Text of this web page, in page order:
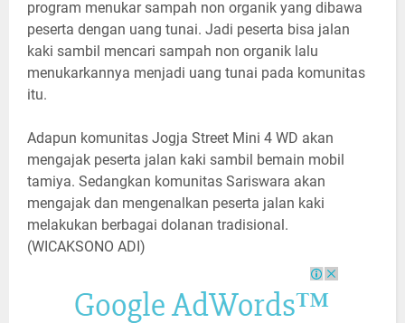
program menukar sampah non organik yang dibawa
peserta dengan uang tunai. Jadi peserta bisa jalan
kaki sambil mencari sampah non organik lalu
menukarkannya menjadi uang tunai pada komunitas
itu.
Adapun komunitas Jogja Street Mini 4 WD akan
mengajak peserta jalan kaki sambil bemain mobil
tamiya. Sedangkan komunitas Sariswara akan
mengajak dan mengenalkan peserta jalan kaki
melakukan berbagai dolanan tradisional.
(WICAKSONO ADI)